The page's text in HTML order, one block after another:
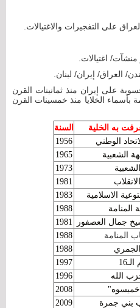
على إيران منذ ثمانينات القرن
بأسماء الخلايا منذ خمسينات القرن
به الخلية
السنة
الوطني 1956
الشعبية 1965
1973
1981
الاسلامية 1983
المنامة 1988
جمال العصفور 1981
المنامة 1988
1988
1997
الله 1996
2008
بني جمرة 2009